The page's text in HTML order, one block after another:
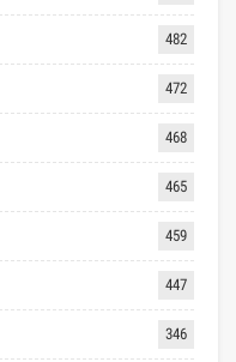
482
472
468
465
459
447
346